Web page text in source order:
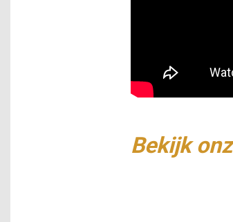
Bekijk